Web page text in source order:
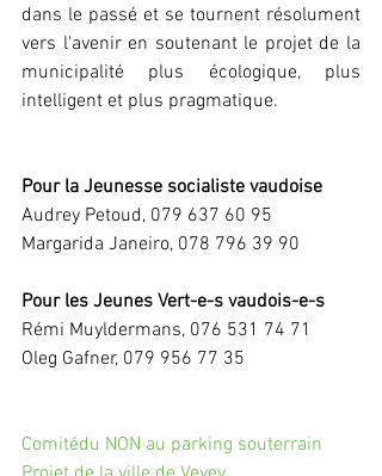
dans le passé et se tournent résolument
vers l'avenir en soutenant le projet de la
municipalité plus écologique, plus
intelligent et plus pragmatique.
Pour la Jeunesse socialiste vaudoise
Audrey Petoud, 079 637 60 95
Margarida Janeiro, 078 796 39 90
Pour les Jeunes Vert-e-s vaudois-e-s
Rémi Muyldermans, 076 531 74 71
Oleg Gafner, 079 956 77 35
Comitédu NON au parking souterrain